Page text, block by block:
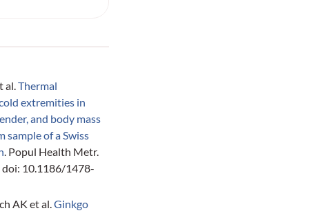
al.Thermal
extremities in
and body mass
sample of a Swiss
. Popul Health Metr.
doi: 10.1186/1478-
AK et al.Ginkgo